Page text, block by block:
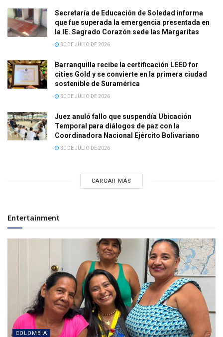
Secretaría de Educación de Soledad informa
que fue superada la emergencia presentada en
la IE. Sagrado Corazón sede las Margaritas
30 DE JULIO DE 2026
Barranquilla recibe la certificación LEED for
cities Gold y se convierte en la primera ciudad
sostenible de Suramérica
30 DE JULIO DE 2026
Juez anuló fallo que suspendía Ubicación
Temporal para diálogos de paz con la
Coordinadora Nacional Ejército Bolivariano
30 DE JULIO DE 2026
CARGAR MÁS
Entertainment
COLOMBIA